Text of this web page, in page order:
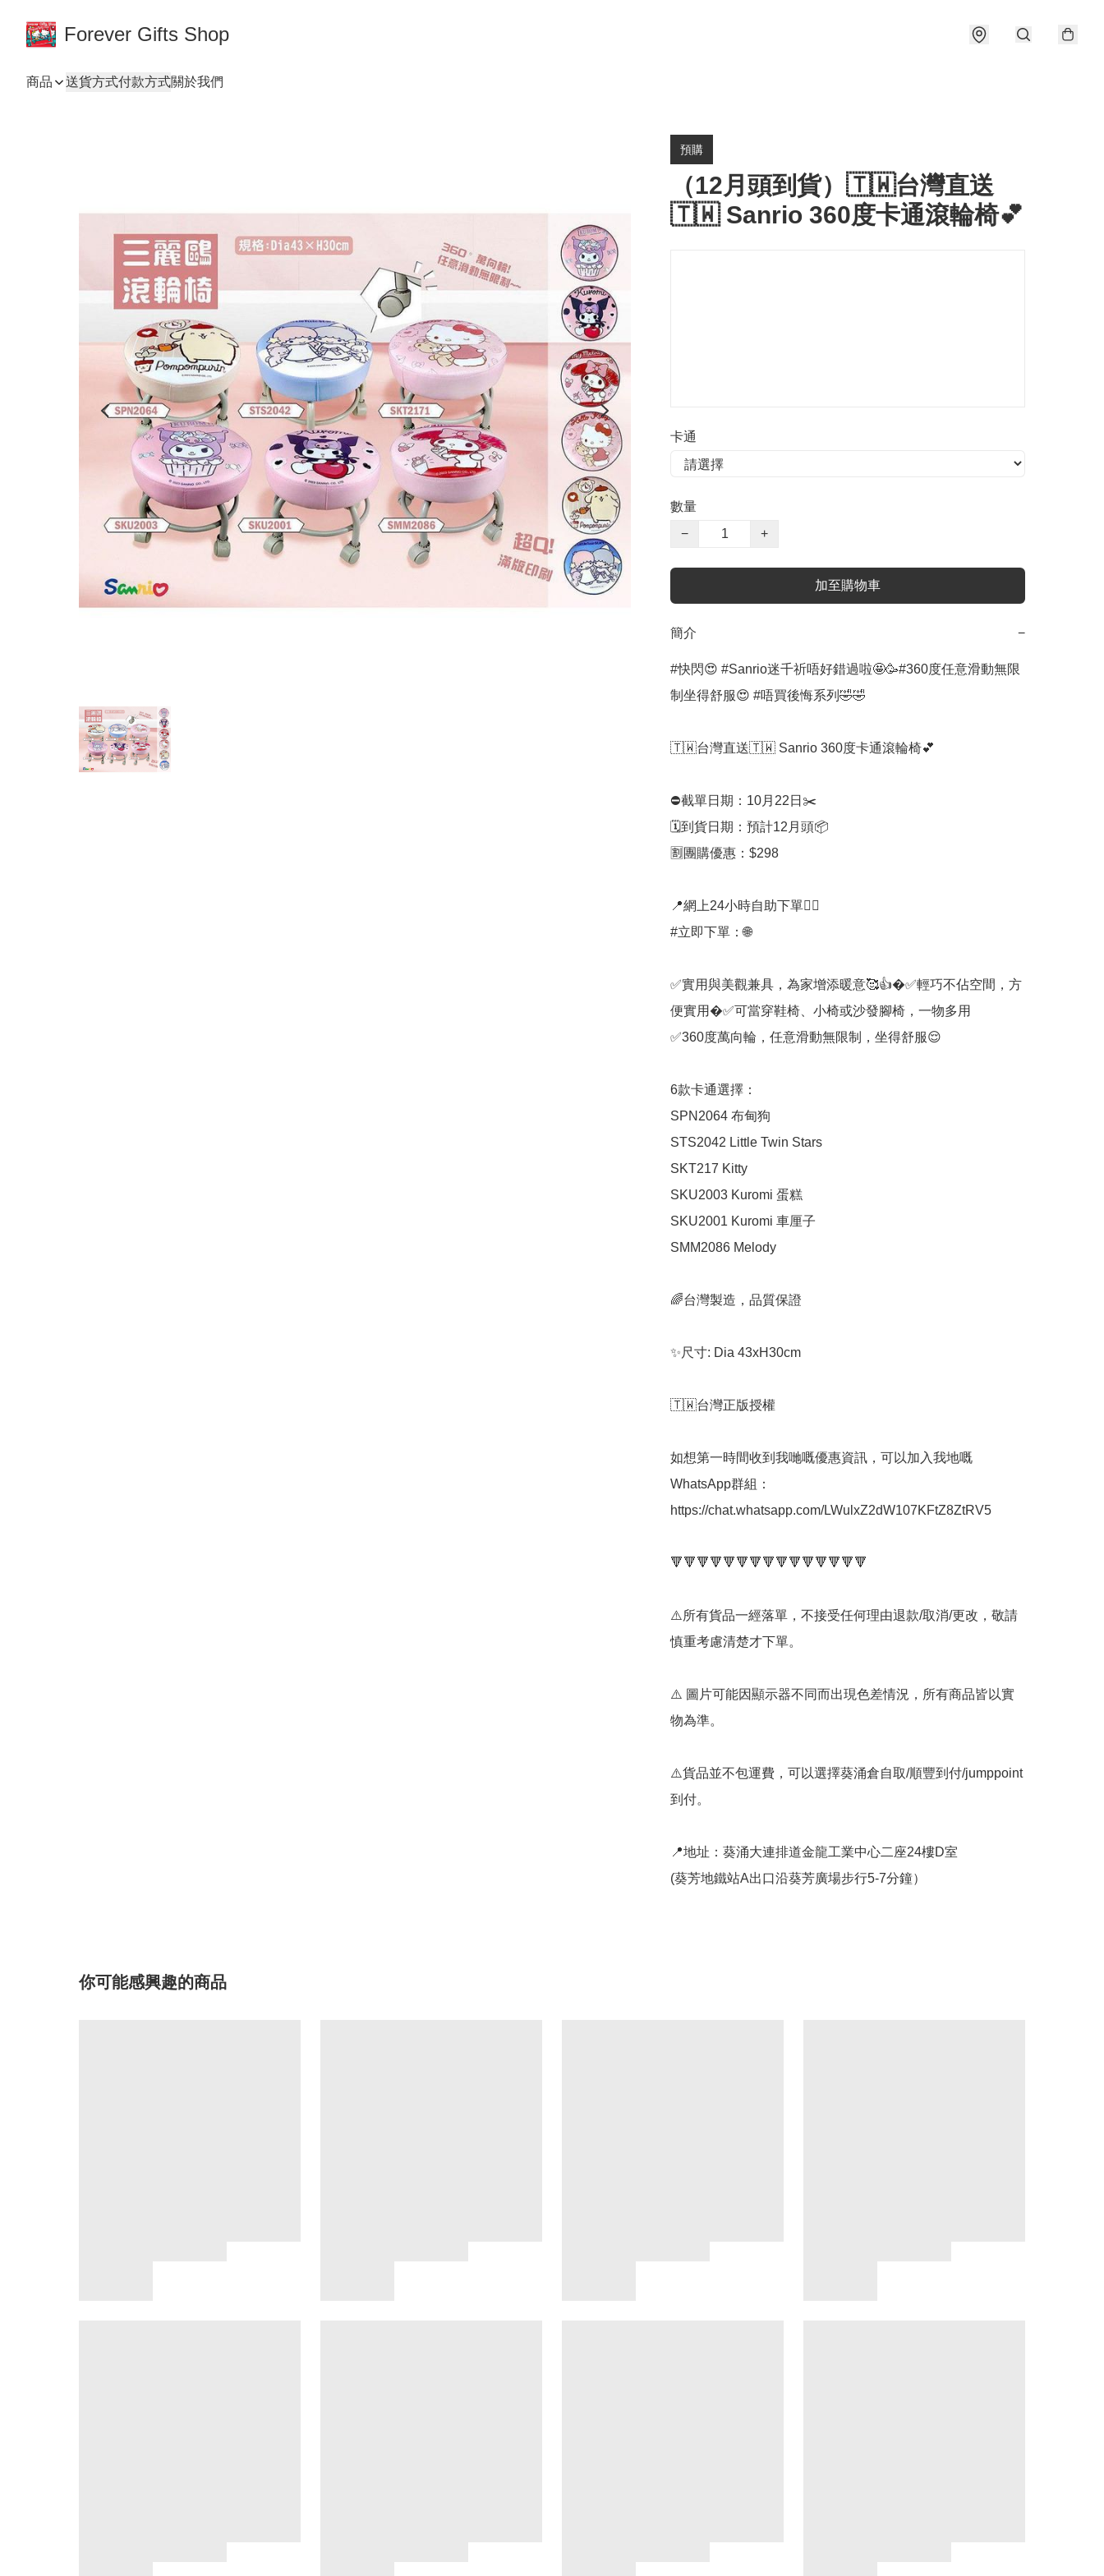
Forever Gifts Shop
商品 送貨方式付款方式關於我們
預購
（12月頭到貨）🇹🇼台灣直送
🇹🇼 Sanrio 360度卡通滾輪椅💕
卡通
數量
−
+
加至購物車
簡介 −
#快閃😍 #Sanrio迷千祈唔好錯過啦🤩🥳#360度任意滑動無限
制坐得舒服😍 #唔買後悔系列🤣🤣
🇹🇼台灣直送🇹🇼 Sanrio 360度卡通滾輪椅💕
⛔️截單日期：10月22日✂️
🗓️到貨日期：預計12月頭📦
🈹團購優惠：$298
📍網上24小時自助下單👍🏻
#立即下單：🌐
✅實用與美觀兼具，為家增添暖意🥰👍�✅輕巧不佔空間，方
便實用�✅可當穿鞋椅、小椅或沙發腳椅，一物多用
✅360度萬向輪，任意滑動無限制，坐得舒服😌
6款卡通選擇：
SPN2064 布甸狗
STS2042 Little Twin Stars
SKT217 Kitty
SKU2003 Kuromi 蛋糕
SKU2001 Kuromi 車厘子
SMM2086 Melody
🌈台灣製造，品質保證
✨尺寸: Dia 43xH30cm
🇹🇼台灣正版授權
如想第一時間收到我哋嘅優惠資訊，可以加入我地嘅
WhatsApp群組：
https://chat.whatsapp.com/LWulxZ2dW107KFtZ8ZtRV5
🔻🔻🔻🔻🔻🔻🔻🔻🔻🔻🔻🔻🔻🔻🔻
⚠️所有貨品一經落單，不接受任何理由退款/取消/更改，敬請
慎重考慮清楚才下單。
⚠️ 圖片可能因顯示器不同而出現色差情況，所有商品皆以實
物為準。
⚠️貨品並不包運費，可以選擇葵涌倉自取/順豐到付/jumppoint
到付。
📍地址：葵涌大連排道金龍工業中心二座24樓D室
(葵芳地鐵站A出口沿葵芳廣場步行5-7分鐘）
你可能感興趣的商品